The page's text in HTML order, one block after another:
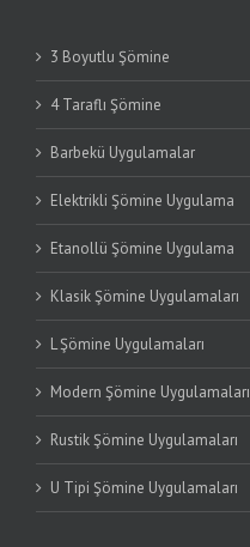
3 Boyutlu Şömine
4 Taraflı Şömine
Barbekü Uygulamalar
Elektrikli Şömine Uygulama
Etanollü Şömine Uygulama
Klasik Şömine Uygulamaları
L Şömine Uygulamaları
Modern Şömine Uygulamaları
Rustik Şömine Uygulamaları
U Tipi Şömine Uygulamaları